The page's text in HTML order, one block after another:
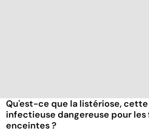
Qu'est-ce que la listériose,
infectieuse dangereuse pour les
enceintes ?